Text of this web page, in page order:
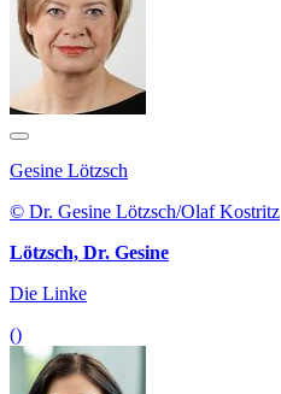
Gesine Lötzsch
© Dr. Gesine Lötzsch/Olaf Kostritz
Lötzsch, Dr. Gesine
Die Linke
()